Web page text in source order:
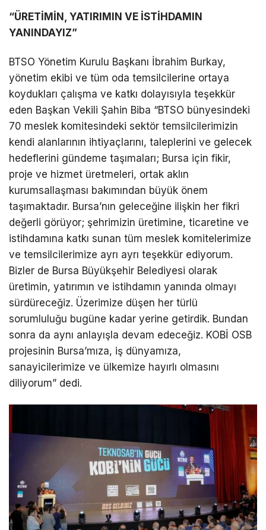
“ÜRETİMİN, YATIRIMIN VE İSTİHDAMIN
YANINDAYIZ”
BTSO Yönetim Kurulu Başkanı İbrahim Burkay,
yönetim ekibi ve tüm oda temsilcilerine ortaya
koydukları çalışma ve katkı dolayısıyla teşekkür
eden Başkan Vekili Şahin Biba “BTSO bünyesindeki
70 meslek komitesindeki sektör temsilcilerimizin
kendi alanlarının ihtiyaçlarını, taleplerini ve gelecek
hedeflerini gündeme taşımaları; Bursa için fikir,
proje ve hizmet üretmeleri, ortak aklın
kurumsallaşması bakımından büyük önem
taşımaktadır. Bursa’nın geleceğine ilişkin her fikri
değerli görüyor; şehrimizin üretimine, ticaretine ve
istihdamına katkı sunan tüm meslek komitelerimize
ve temsilcilerimize ayrı ayrı teşekkür ediyorum.
Bizler de Bursa Büyükşehir Belediyesi olarak
üretimin, yatırımın ve istihdamın yanında olmayı
sürdüreceğiz. Üzerimize düşen her türlü
sorumluluğu bugüne kadar yerine getirdik. Bundan
sonra da aynı anlayışla devam edeceğiz. KOBİ OSB
projesinin Bursa’mıza, iş dünyamıza,
sanayicilerimize ve ülkemize hayırlı olmasını
diliyorum” dedi.